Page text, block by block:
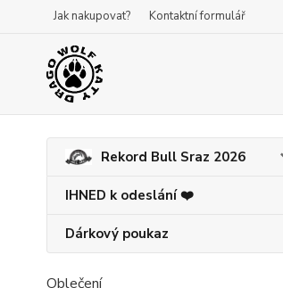
Jak nakupovat? Kontaktní formulář
Rekord Bull Sraz 2026
IHNED k odeslání ❤️
Dárkový poukaz
Oblečení